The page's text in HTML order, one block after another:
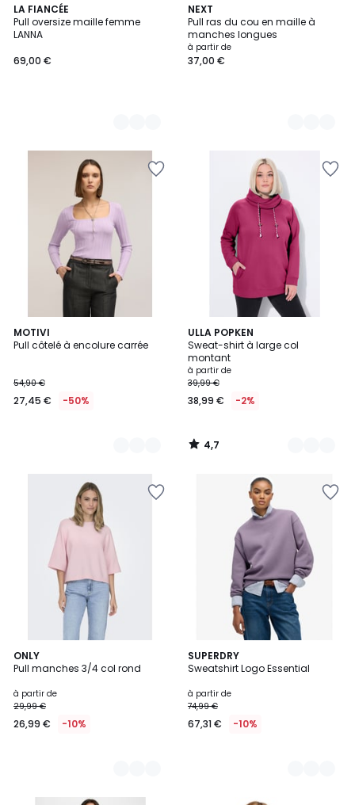
LA FIANCÉE
Pull oversize maille femme
LANNA
69,00 €
4
Couleurs
NEXT
Pull ras du cou en maille à
manches longues
à partir de
37,00 €
5
Couleurs
MOTIVI
Pull côtelé à encolure carrée
54,90 €
27,45 € -50%
2
Couleurs
ULLA POPKEN
Sweat-shirt à large col
montant
à partir de
39,99 €
38,99 € -2%
4,7
/ 5
19
Couleurs
4,7
/
ONLY
Pull manches 3/4 col rond
à partir de
29,99 €
26,99 € -10%
3
Couleurs
SUPERDRY
Sweatshirt Logo Essential
à partir de
74,99 €
67,31 € -10%
3
Couleurs